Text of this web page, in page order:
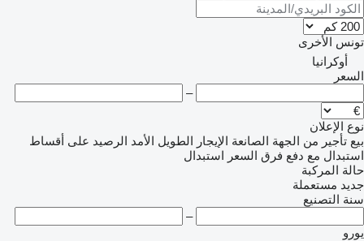
تونس الأخرى
أوكرانيا
السعر
–
نوع الإعلان
بيع تأجير من الجهة الصانعة الإيجار الطويل الأمد الرصيد على أقساط
استبدال مع دفع فرق السعر استبدال
حالة المركبة
جديد مستعملة
سنة التصنيع
–
يورو